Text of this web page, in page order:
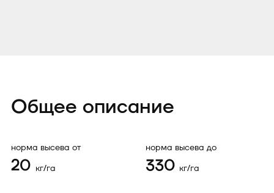
Общее описание
норма высева от
20 кг/га
норма высева до
330 кг/га